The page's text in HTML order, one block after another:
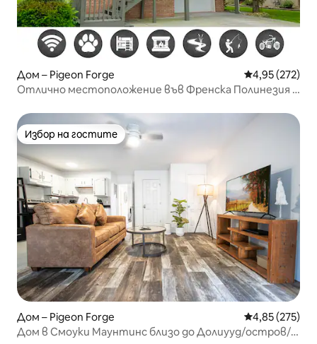
Дом – Pigeon Forge Средна
4,95 (272)
Отлично местоположение във Френска Полинезия –
Избор на гостите
Избор на гостите
Дом – Pigeon Forge Средна
4,85 (275)
Дом в Смоуки Маунтинс близо до Долиууд/остров/